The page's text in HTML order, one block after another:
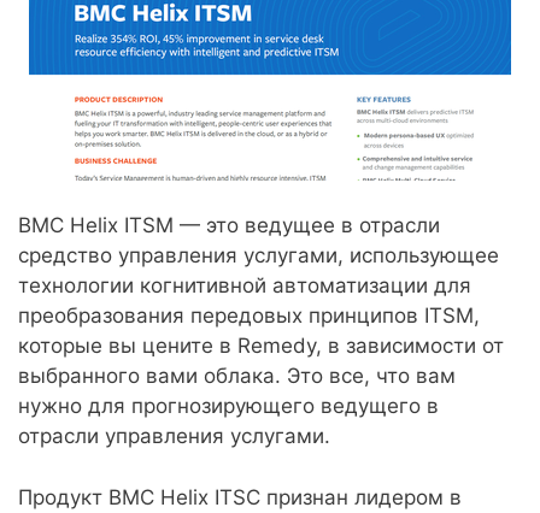
BMC Helix ITSM — это ведущее в отрасли
средство управления услугами, использующее
технологии когнитивной автоматизации для
преобразования передовых принципов ITSM,
которые вы цените в Remedy, в зависимости от
выбранного вами облака. Это все, что вам
нужно для прогнозирующего ведущего в
отрасли управления услугами.
Продукт BMC Helix ITSC признан лидером в